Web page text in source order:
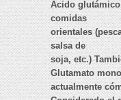
Ácido
comidas
orientales
salsa de
soja, etc.)
Glutamato
actualmente